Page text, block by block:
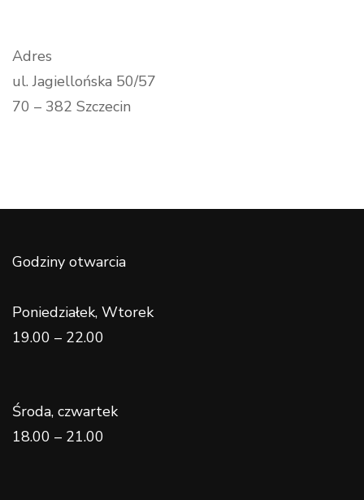
Adres
ul. Jagiellońska 50/57
70 – 382 Szczecin
Godziny otwarcia
Poniedziałek, Wtorek
19.00 – 22.00
Środa, czwartek
18.00 – 21.00